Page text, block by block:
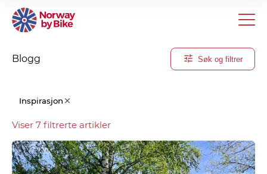
Blogg Søk og filtrer
Søk
og
filtrer
Inspirasjon
Viser 7 filtrerte artikler